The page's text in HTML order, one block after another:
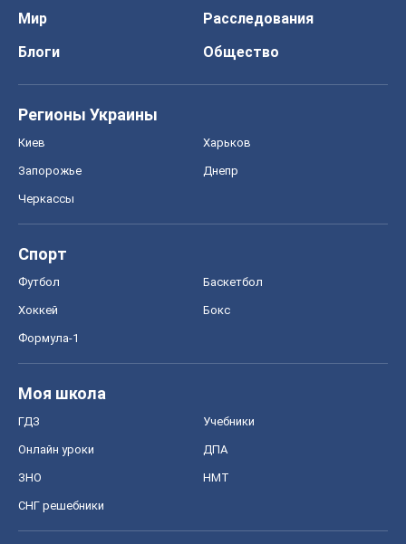
Мир
Расследования
Блоги
Общество
Регионы Украины
Киев Харьков
Запорожье Днепр
Черкассы
Спорт
Футбол Баскетбол
Хоккей Бокс
Формула-1
Моя школа
ГДЗ Учебники
Онлайн уроки ДПА
ЗНО НМТ
СНГ решебники